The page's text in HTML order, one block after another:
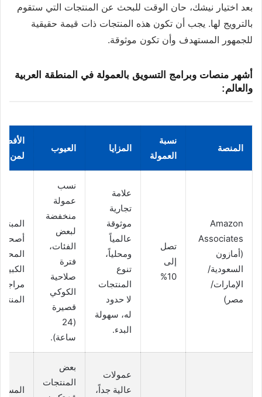
بعد اختيار نيشك، حان الوقت للبحث عن المنتجات التي ستقوم
بالترويج لها. يجب أن تكون هذه المنتجات ذات قيمة حقيقية
للجمهور المستهدف وأن تكون موثوقة.
أشهر منصات وبرامج التسويق بالعمولة في المنطقة العربية
والعالم:
المنصة
نسبة
العمولة
المزايا العيوب
لمن
Amazon
Associates
(أمازون
السعودية/
الإمارات/
مصر)
تصل
إلى
10%
علامة
تجارية
موثوقة
عالمياً
ومحلياً،
تنوع
المنتجات
لا حدود
له، سهولة
البدء.
نسب
عمولة
منخفضة
لبعض
الفئات،
فترة
صلاحية
الكوكي
قصيرة
(24
ساعة).
الكبير،
عمولات
عالية جداً،
بعض
المنتجات